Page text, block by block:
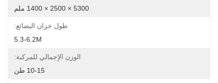
5300 × 2500 × 1400 ملم
طول خزان البضائع:
5.3-6.2M
الوزن الإجمالي للمركبة:
10-15 طن